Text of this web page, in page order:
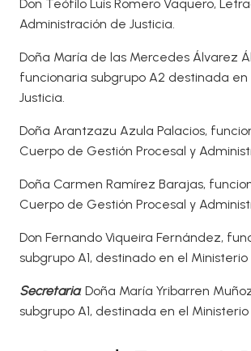
Don Teófilo Luis Romero Vaquero,
Administración de Justicia.
Doña María de las Mercedes Álvarez
funcionaria subgrupo A2 destinada en
Justicia.
Doña Arantzazu Azula Palacios,
Cuerpo de Gestión Procesal y
Doña Carmen Ramírez Barajas,
Cuerpo de Gestión Procesal y
Don Fernando Viqueira Fernández,
subgrupo A1, destinado en el Ministerio
Secretaria: Doña María Yribarren
subgrupo A1, destinada en el